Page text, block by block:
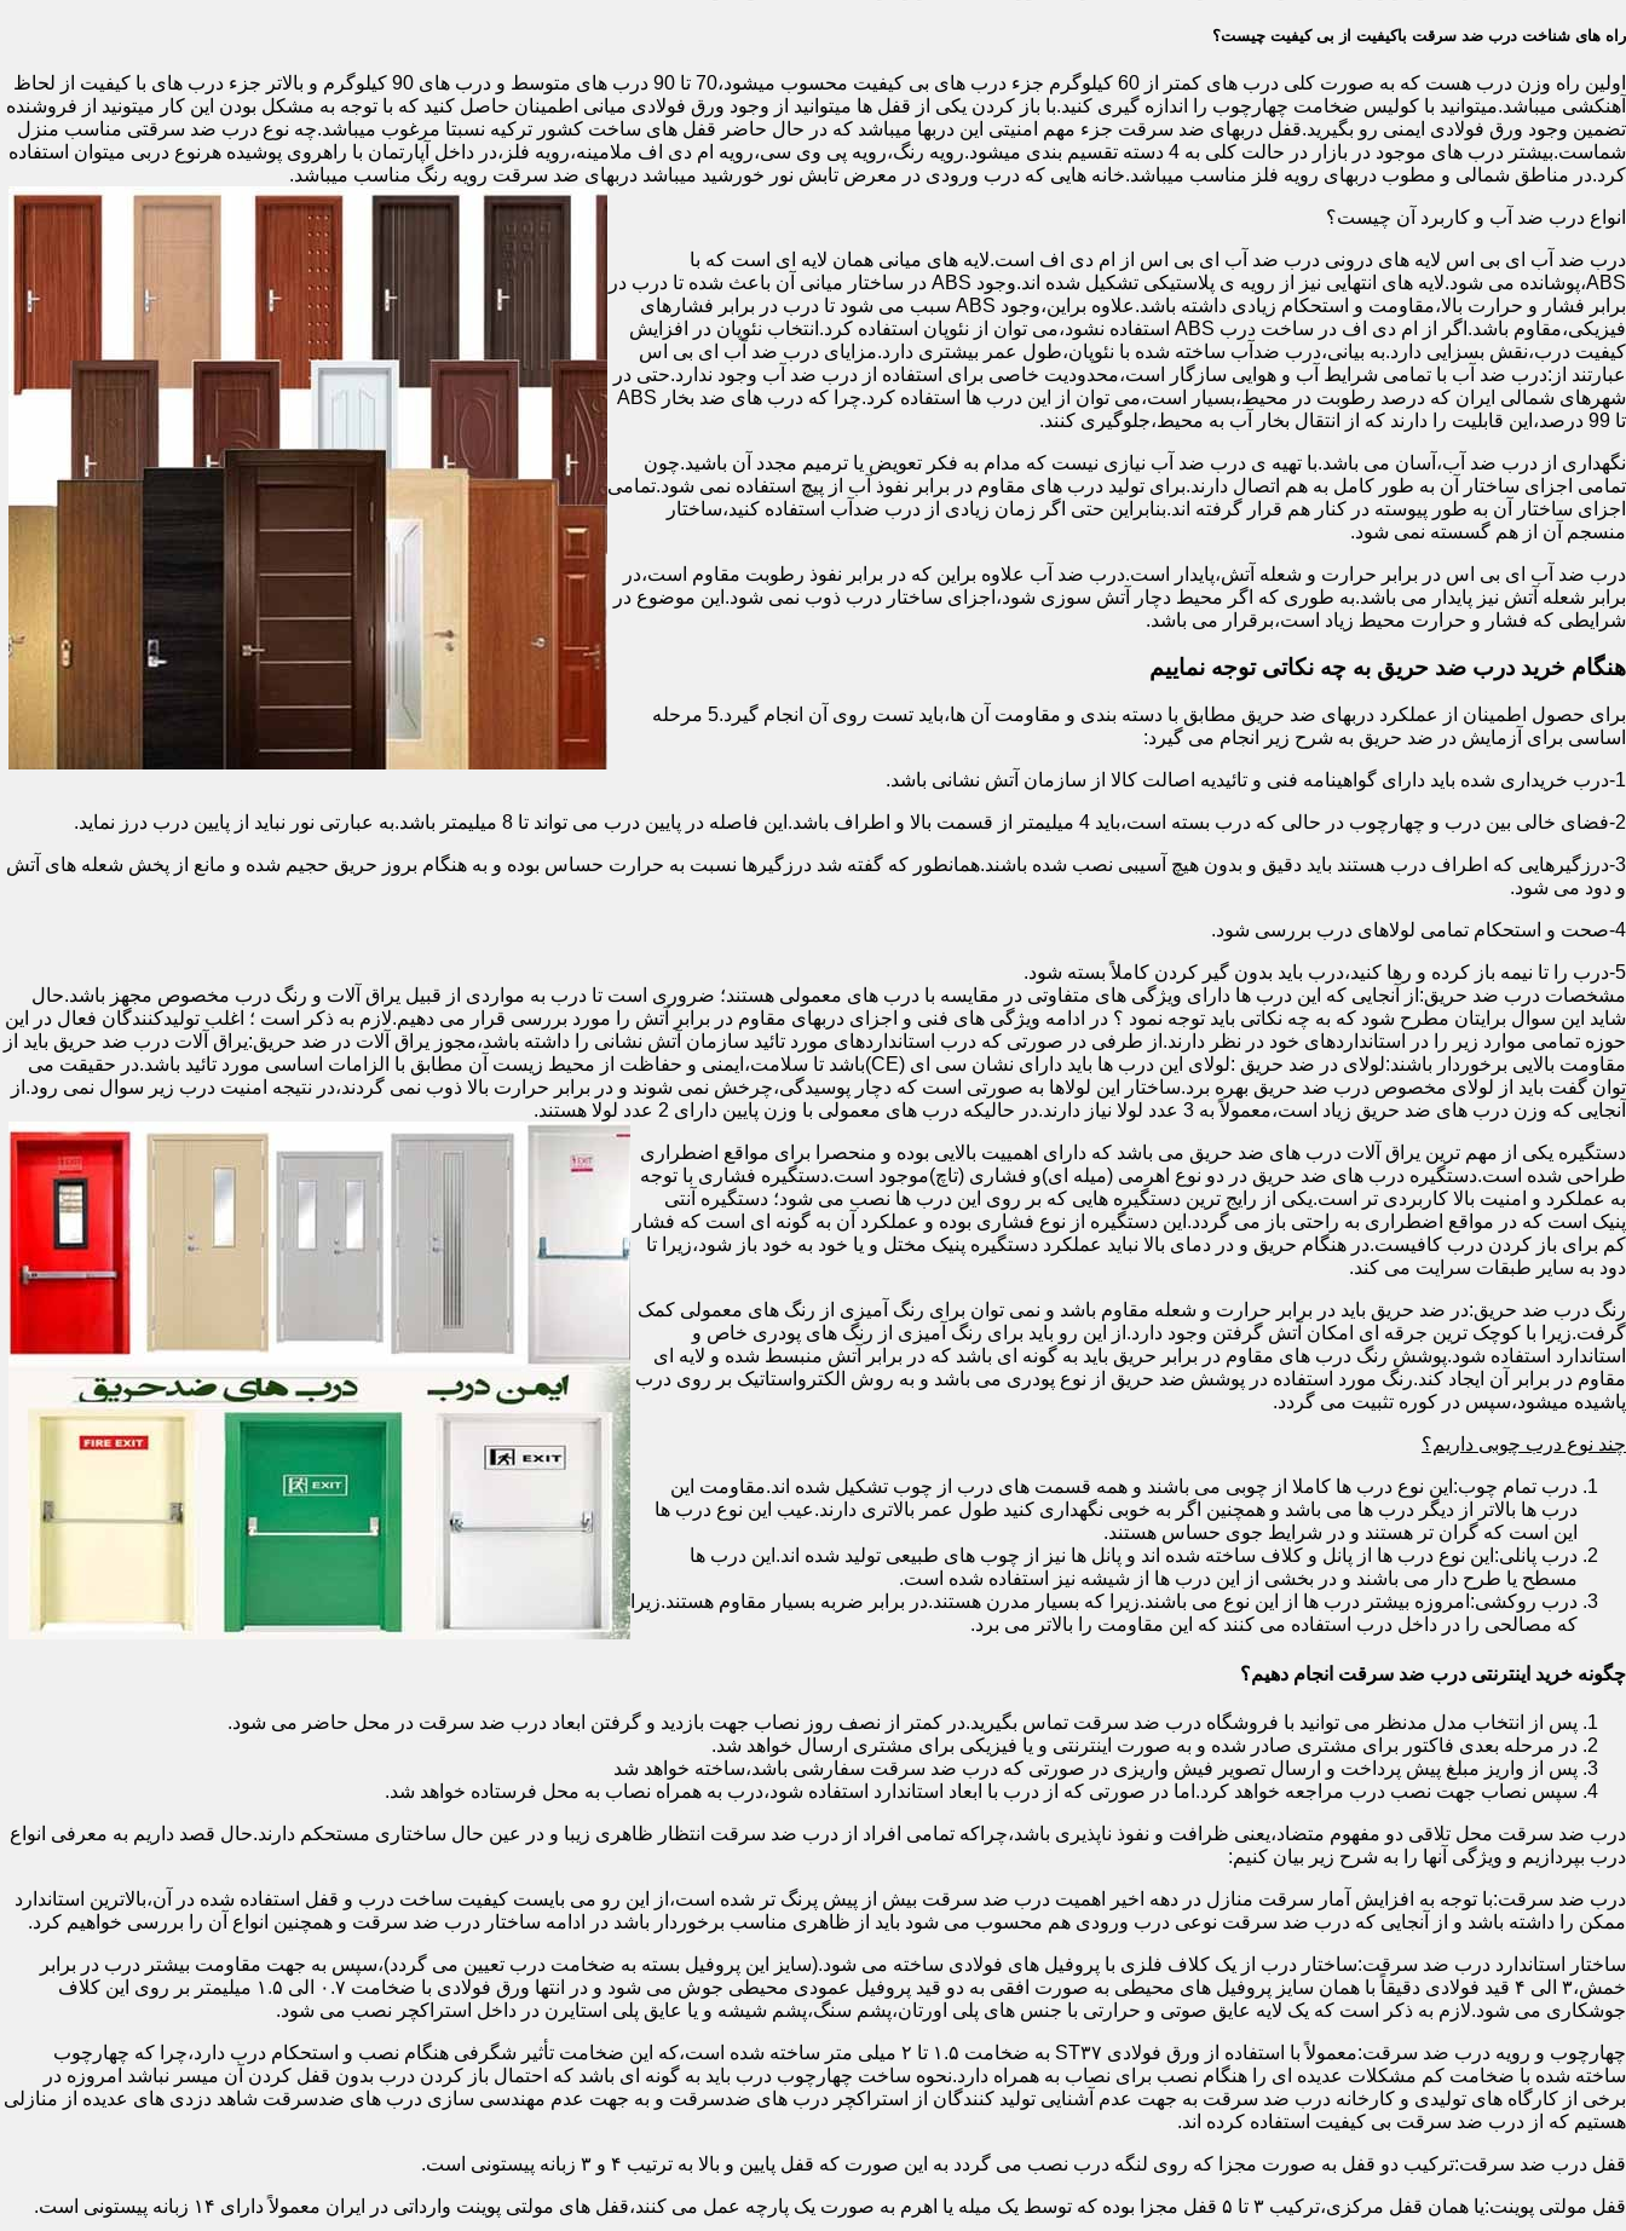
راه های شناخت درب ضد سرقت باکیفیت از بی کیفیت چیست؟
اولین راه وزن درب هست که به صورت کلی درب های کمتر از 60 کیلوگرم جزء درب های بی کیفیت محسوب میشود،70 تا 90 درب های متوسط و درب های 90 کیلوگرم و بالاتر جزء درب های با کیفیت از لحاظ
آهنکشی میباشد.میتوانید با کولیس ضخامت چهارچوب را اندازه گیری کنید.با باز کردن یکی از قفل ها میتوانید از وجود ورق فولادی میانی اطمینان حاصل کنید که با توجه به مشکل بودن این کار میتونید از فروشنده
تضمین وجود ورق فولادی ایمنی رو بگیرید.قفل دربهای ضد سرقت جزء مهم امنیتی این دربها میباشد که در حال حاضر قفل های ساخت کشور ترکیه نسبتا مرغوب میباشد.چه نوع درب ضد سرقتی مناسب منزل
شماست.بیشتر درب های موجود در بازار در حالت کلی به 4 دسته تقسیم بندی میشود.رویه رنگ،رویه پی وی سی،رویه ام دی اف ملامینه،رویه فلز،در داخل آپارتمان با راهروی پوشیده هرنوع دربی میتوان استفاده
کرد.در مناطق شمالی و مطوب دربهای رویه فلز مناسب میباشد.خانه هایی که درب ورودی در معرض تابش نور خورشید میباشد دربهای ضد سرقت رویه رنگ مناسب میباشد.
انواع درب ضد آب و کاربرد آن چیست؟
درب ضد آب ای بی اس لایه های درونی درب ضد آب ای بی اس از ام دی اف است.لایه های میانی همان لایه ای است که با
ABS،پوشانده می شود.لایه های انتهایی نیز از رویه ی پلاستیکی تشکیل شده اند.وجود ABS در ساختار میانی آن باعث شده تا درب در
برابر فشار و حرارت بالا،مقاومت و استحکام زیادی داشته باشد.علاوه براین،وجود ABS سبب می شود تا درب در برابر فشارهای
فیزیکی،مقاوم باشد.اگر از ام دی اف در ساخت درب ABS استفاده نشود،می توان از نئوپان استفاده کرد.انتخاب نئوپان در افزایش
کیفیت درب،نقش بسزایی دارد.به بیانی،درب ضدآب ساخته شده با نئوپان،طول عمر بیشتری دارد.مزایای درب ضد آب ای بی اس
عبارتند از:درب ضد آب با تمامی شرایط آب و هوایی سازگار است،محدودیت خاصی برای استفاده از درب ضد آب وجود ندارد.حتی در
شهرهای شمالی ایران که درصد رطوبت در محیط،بسیار است،می توان از این درب ها استفاده کرد.چرا که درب های ضد بخار ABS
تا 99 درصد،این قابلیت را دارند که از انتقال بخار آب به محیط،جلوگیری کنند.
نگهداری از درب ضد آب،آسان می باشد.با تهیه ی درب ضد آب نیازی نیست که مدام به فکر تعویض یا ترمیم مجدد آن باشید.چون
تمامی اجزای ساختار آن به طور کامل به هم اتصال دارند.برای تولید درب های مقاوم در برابر نفوذ آب از پیچ استفاده نمی شود.تمامی
اجزای ساختار آن به طور پیوسته در کنار هم قرار گرفته اند.بنابراین حتی اگر زمان زیادی از درب ضدآب استفاده کنید،ساختار
منسجم آن از هم گسسته نمی شود.
درب ضد آب ای بی اس در برابر حرارت و شعله آتش،پایدار است.درب ضد آب علاوه براین که در برابر نفوذ رطوبت مقاوم است،در
برابر شعله آتش نیز پایدار می باشد.به طوری که اگر محیط دچار آتش سوزی شود،اجزای ساختار درب ذوب نمی شود.این موضوع در
شرایطی که فشار و حرارت محیط زیاد است،برقرار می باشد.
هنگام خرید درب ضد حریق به چه نکاتی توجه نماییم
برای حصول اطمینان از عملکرد دربهای ضد حریق مطابق با دسته بندی و مقاومت آن ها،باید تست روی آن انجام گیرد.5 مرحله
اساسی برای آزمایش در ضد حریق به شرح زیر انجام می گیرد:
1-درب خریداری شده باید دارای گواهینامه فنی و تائیدیه اصالت کالا از سازمان آتش نشانی باشد.
2-فضای خالی بین درب و چهارچوب در حالی که درب بسته است،باید 4 میلیمتر از قسمت بالا و اطراف باشد.این فاصله در پایین درب می تواند تا 8 میلیمتر باشد.به عبارتی نور نباید از پایین درب درز نماید.
3-درزگیرهایی که اطراف درب هستند باید دقیق و بدون هیچ آسیبی نصب شده باشند.همانطور که گفته شد درزگیرها نسبت به حرارت حساس بوده و به هنگام بروز حریق حجیم شده و مانع از پخش شعله های آتش
و دود می شود.
4-صحت و استحکام تمامی لولاهای درب بررسی شود.
5-درب را تا نیمه باز کرده و رها کنید،درب باید بدون گیر کردن کاملاً بسته شود.
مشخصات درب ضد حریق:از آنجایی که این درب ها دارای ویژگی های متفاوتی در مقایسه با درب های معمولی هستند؛ ضروری است تا درب به مواردی از قبیل یراق آلات و رنگ درب مخصوص مجهز باشد.حال
شاید این سوال برایتان مطرح شود که به چه نکاتی باید توجه نمود ؟ در ادامه ویژگی های فنی و اجزای دربهای مقاوم در برابر آتش را مورد بررسی قرار می دهیم.لازم به ذکر است ؛ اغلب تولیدکنندگان فعال در این
حوزه تمامی موارد زیر را در استانداردهای خود در نظر دارند.از طرفی در صورتی که درب استانداردهای مورد تائید سازمان آتش نشانی را داشته باشد،مجوز یراق آلات در ضد حریق:یراق آلات درب ضد حریق باید از
مقاومت بالایی برخوردار باشند:لولای در ضد حریق :لولای این درب ها باید دارای نشان سی ای (CE)باشد تا سلامت،ایمنی و حفاظت از محیط زیست آن مطابق با الزامات اساسی مورد تائید باشد.در حقیقت می
توان گفت باید از لولای مخصوص درب ضد حریق بهره برد.ساختار این لولاها به صورتی است که دچار پوسیدگی،چرخش نمی شوند و در برابر حرارت بالا ذوب نمی گردند،در نتیجه امنیت درب زیر سوال نمی رود.از
آنجایی که وزن درب های ضد حریق زیاد است،معمولاً به 3 عدد لولا نیاز دارند.در حالیکه درب های معمولی با وزن پایین دارای 2 عدد لولا هستند.
دستگیره یکی از مهم ترین یراق آلات درب های ضد حریق می باشد که دارای اهمییت بالایی بوده و منحصرا برای مواقع اضطراری
طراحی شده است.دستگیره درب های ضد حریق در دو نوع اهرمی (میله ای)و فشاری (تاچ)موجود است.دستگیره فشاری با توجه
به عملکرد و امنیت بالا کاربردی تر است.یکی از رایج ترین دستگیره هایی که بر روی این درب ها نصب می شود؛ دستگیره آنتی
پنیک است که در مواقع اضطراری به راحتی باز می گردد.این دستگیره از نوع فشاری بوده و عملکرد آن به گونه ای است که فشار
کم برای باز کردن درب کافیست.در هنگام حریق و در دمای بالا نباید عملکرد دستگیره پنیک مختل و یا خود به خود باز شود،زیرا تا
دود به سایر طبقات سرایت می کند.
رنگ درب ضد حریق:در ضد حریق باید در برابر حرارت و شعله مقاوم باشد و نمی توان برای رنگ آمیزی از رنگ های معمولی کمک
گرفت.زیرا با کوچک ترین جرقه ای امکان آتش گرفتن وجود دارد.از این رو باید برای رنگ آمیزی از رنگ های پودری خاص و
استاندارد استفاده شود.پوشش رنگ درب های مقاوم در برابر حریق باید به گونه ای باشد که در برابر آتش منبسط شده و لایه ای
مقاوم در برابر آن ایجاد کند.رنگ مورد استفاده در پوشش ضد حریق از نوع پودری می باشد و به روش الکترواستاتیک بر روی درب
پاشیده میشود،سپس در کوره تثبیت می گردد.
چند نوع درب چوبی داریم؟
درب تمام چوب:این نوع درب ها کاملا از چوبی می باشند و همه قسمت های درب از چوب تشکیل شده اند.مقاومت این
درب ها بالاتر از دیگر درب ها می باشد و همچنین اگر به خوبی نگهداری کنید طول عمر بالاتری دارند.عیب این نوع درب ها
این است که گران تر هستند و در شرایط جوی حساس هستند.
درب پانلی:این نوع درب ها از پانل و کلاف ساخته شده اند و پانل ها نیز از چوب های طبیعی تولید شده اند.این درب ها
مسطح یا طرح دار می باشند و در بخشی از این درب ها از شیشه نیز استفاده شده است.
درب روکشی:امروزه بیشتر درب ها از این نوع می باشند.زیرا که بسیار مدرن هستند.در برابر ضربه بسیار مقاوم هستند.زیرا
که مصالحی را در داخل درب استفاده می کنند که این مقاومت را بالاتر می برد.
چگونه خرید اینترنتی درب ضد سرقت انجام دهیم؟
پس از انتخاب مدل مدنظر می توانید با فروشگاه درب ضد سرقت تماس بگیرید.در کمتر از نصف روز نصاب جهت بازدید و گرفتن ابعاد درب ضد سرقت در محل حاضر می شود.
در مرحله بعدی فاکتور برای مشتری صادر شده و به صورت اینترنتی و یا فیزیکی برای مشتری ارسال خواهد شد.
پس از واریز مبلغ پیش پرداخت و ارسال تصویر فیش واریزی در صورتی که درب ضد سرقت سفارشی باشد،ساخته خواهد شد
سپس نصاب جهت نصب درب مراجعه خواهد کرد.اما در صورتی که از درب با ابعاد استاندارد استفاده شود،درب به همراه نصاب به محل فرستاده خواهد شد.
درب ضد سرقت محل تلاقی دو مفهوم متضاد،یعنی ظرافت و نفوذ ناپذیری باشد،چراکه تمامی افراد از درب ضد سرقت انتظار ظاهری زیبا و در عین حال ساختاری مستحکم دارند.حال قصد داریم به معرفی انواع
درب بپردازیم و ویژگی آنها را به شرح زیر بیان کنیم:
درب ضد سرقت:با توجه به افزایش آمار سرقت منازل در دهه اخیر اهمیت درب ضد سرقت بیش از پیش پرنگ تر شده است،از این رو می بایست کیفیت ساخت درب و قفل استفاده شده در آن،بالاترین استاندارد
ممکن را داشته باشد و از آنجایی که درب ضد سرقت نوعی درب ورودی هم محسوب می شود باید از ظاهری مناسب برخوردار باشد در ادامه ساختار درب ضد سرقت و همچنین انواع آن را بررسی خواهیم کرد.
ساختار استاندارد درب ضد سرقت:ساختار درب از یک کلاف فلزی با پروفیل های فولادی ساخته می شود.(سایز این پروفیل بسته به ضخامت درب تعیین می گردد)،سپس به جهت مقاومت بیشتر درب در برابر
خمش،۳ الی ۴ قید فولادی دقیقاً با همان سایز پروفیل های محیطی به صورت افقی به دو قید پروفیل عمودی محیطی جوش می شود و در انتها ورق فولادی با ضخامت ۰.۷ الی ۱.۵ میلیمتر بر روی این کلاف
جوشکاری می شود.لازم به ذکر است که یک لایه عایق صوتی و حرارتی با جنس های پلی اورتان،پشم سنگ،پشم شیشه و یا عایق پلی استایرن در داخل استراکچر نصب می شود.
چهارچوب و رویه درب ضد سرقت:معمولاً با استفاده از ورق فولادی ST۳۷ به ضخامت ۱.۵ تا ۲ میلی متر ساخته شده است،که این ضخامت تأثیر شگرفی هنگام نصب و استحکام درب دارد،چرا که چهارچوب
ساخته شده با ضخامت کم مشکلات عدیده ای را هنگام نصب برای نصاب به همراه دارد.نحوه ساخت چهارچوب درب باید به گونه ای باشد که احتمال باز کردن درب بدون قفل کردن آن میسر نباشد امروزه در
برخی از کارگاه های تولیدی و کارخانه درب ضد سرقت به جهت عدم آشنایی تولید کنندگان از استراکچر درب های ضدسرقت و به جهت عدم مهندسی سازی درب های ضدسرقت شاهد دزدی های عدیده از منازلی
هستیم که از درب ضد سرقت بی کیفیت استفاده کرده اند.
قفل درب ضد سرقت:ترکیب دو قفل به صورت مجزا که روی لنگه درب نصب می گردد به این صورت که قفل پایین و بالا به ترتیب ۴ و ۳ زبانه پیستونی است.
قفل مولتی پوینت:یا همان قفل مرکزی،ترکیب ۳ تا ۵ قفل مجزا بوده که توسط یک میله یا اهرم به صورت یک پارچه عمل می کنند،قفل های مولتی پوینت وارداتی در ایران معمولاً دارای ۱۴ زبانه پیستونی است.